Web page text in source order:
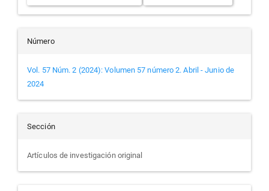
Número
Vol. 57 Núm. 2 (2024): Volumen 57 número 2. Abril - Junio de
2024
Sección
Artículos de investigación original